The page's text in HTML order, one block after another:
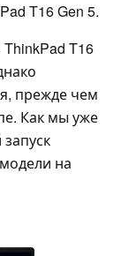
T16 Gen 5.
T16
прежде чем
Как мы уже
на